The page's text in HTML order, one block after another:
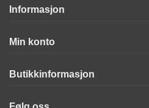
Informasjon
Min konto
Butikkinformasjon